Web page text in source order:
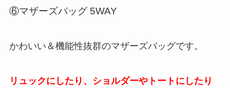
⑥マザーズバッグ 5WAY
かわいい＆機能性抜群のマザーズバッグです。
リュックにしたり、ショルダーやトートにしたり